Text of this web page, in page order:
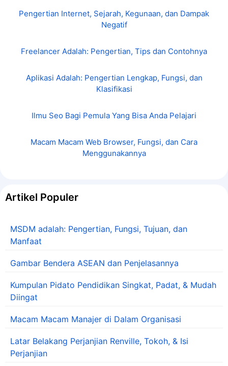
Pengertian Internet, Sejarah, Kegunaan, dan Dampak
Negatif
Freelancer Adalah: Pengertian, Tips dan Contohnya
Aplikasi Adalah: Pengertian Lengkap, Fungsi, dan
Klasifikasi
Ilmu Seo Bagi Pemula Yang Bisa Anda Pelajari
Macam Macam Web Browser, Fungsi, dan Cara
Menggunakannya
Artikel Populer
MSDM adalah: Pengertian, Fungsi, Tujuan, dan
Manfaat
Gambar Bendera ASEAN dan Penjelasannya
Kumpulan Pidato Pendidikan Singkat, Padat, & Mudah
Diingat
Macam Macam Manajer di Dalam Organisasi
Latar Belakang Perjanjian Renville, Tokoh, & Isi
Perjanjian